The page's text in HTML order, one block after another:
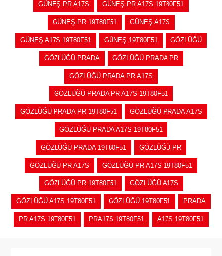
GÜNEŞ PR A17S GÜNEŞ PR A17S 19T80F51
GÜNEŞ PR 19T80F51 GÜNEŞ A17S
GÜNEŞ A17S 19T80F51 GÜNEŞ 19T80F51 GÖZLÜĞÜ
GÖZLÜĞÜ PRADA GÖZLÜĞÜ PRADA PR
GÖZLÜĞÜ PRADA PR A17S
GÖZLÜĞÜ PRADA PR A17S 19T80F51
GÖZLÜĞÜ PRADA PR 19T80F51 GÖZLÜĞÜ PRADA A17S
GÖZLÜĞÜ PRADA A17S 19T80F51
GÖZLÜĞÜ PRADA 19T80F51 GÖZLÜĞÜ PR
GÖZLÜĞÜ PR A17S GÖZLÜĞÜ PR A17S 19T80F51
GÖZLÜĞÜ PR 19T80F51 GÖZLÜĞÜ A17S
GÖZLÜĞÜ A17S 19T80F51 GÖZLÜĞÜ 19T80F51 PRADA
PR A17S 19T80F51 PRA17S 19T80F51 A17S 19T80F51